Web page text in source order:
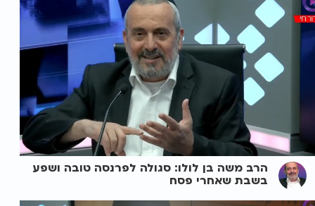
הרב משה בן לולו: סגולה לפרנסה טובה ושפע
בשבת שאחרי פסח